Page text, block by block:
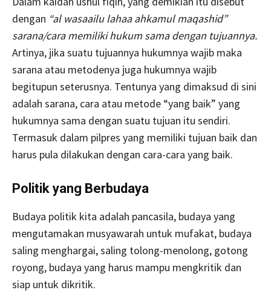
dengan “al wasaailu lahaa ahkamul maqashid”
sarana/cara memiliki hukum sama dengan tujuannya.
Artinya, jika suatu tujuannya hukumnya wajib maka
sarana atau metodenya juga hukumnya wajib
begitupun seterusnya. Tentunya yang dimaksud di sini
adalah sarana, cara atau metode “yang baik” yang
hukumnya sama dengan suatu tujuan itu sendiri.
Termasuk dalam pilpres yang memiliki tujuan baik dan
harus pula dilakukan dengan cara-cara yang baik.
Politik yang Berbudaya
Budaya politik kita adalah pancasila, budaya yang
mengutamakan musyawarah untuk mufakat, budaya
saling menghargai, saling tolong-menolong, gotong
royong, budaya yang harus mampu mengkritik dan
siap untuk dikritik.